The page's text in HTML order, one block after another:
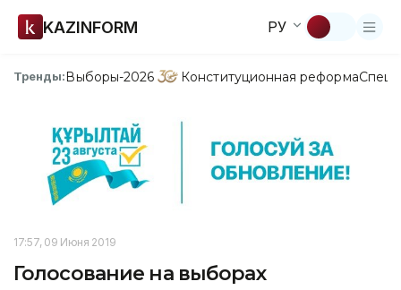
KAZINFORM РУ
Тренды:Выборы-2026 Конституционная реформа
17:57, 09 Июня 2019
Голосование на выборах